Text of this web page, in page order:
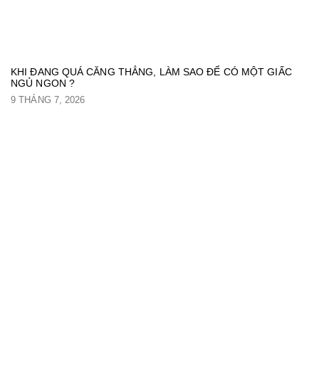
KHI ĐANG QUÁ CĂNG THẲNG, LÀM SAO ĐỂ CÓ MỘT GIẤC
NGỦ NGON ?
9 THÁNG 7, 2026